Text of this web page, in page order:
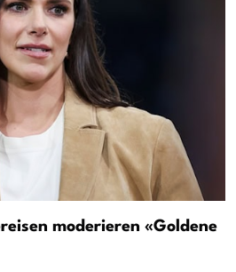
moderieren «Goldene